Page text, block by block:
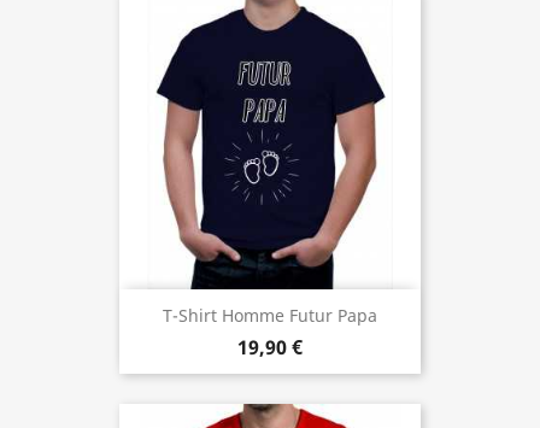
T-Shirt Homme Futur Papa
19,90 €